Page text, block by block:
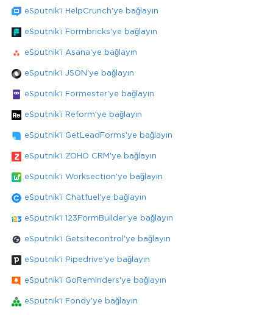
eSputnik'i HelpCrunch'ye bağlayın
eSputnik'i Formbricks'ye bağlayın
eSputnik'i Asana'ye bağlayın
eSputnik'i JSON'ye bağlayın
eSputnik'i Formester'ye bağlayın
eSputnik'i Reform'ye bağlayın
eSputnik'i GetLeadForms'ye bağlayın
eSputnik'i ZOHO CRM'ye bağlayın
eSputnik'i Worksection'ye bağlayın
eSputnik'i Chatfuel'ye bağlayın
eSputnik'i 123FormBuilder'ye bağlayın
eSputnik'i Getsitecontrol'ye bağlayın
eSputnik'i Pipedrive'ye bağlayın
eSputnik'i GoReminders'ye bağlayın
eSputnik'i Fondy'ye bağlayın